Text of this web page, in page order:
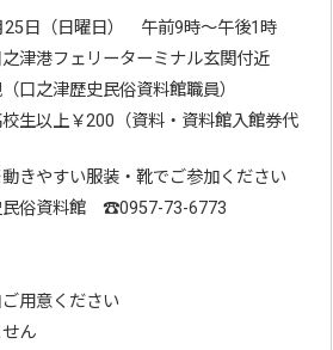
日（日曜日） 午前9時～午後1時
津港フェリーターミナル玄関付近
之津歴史民俗資料館職員）
以上￥200（資料・資料館入館券代
やすい服装・靴でご参加ください
俗資料館 ☎0957-73-6773
用意ください
ん